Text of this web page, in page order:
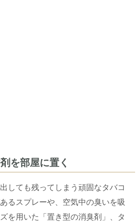
を部屋に置く
しても残ってしまう頑固なタバコ
るスプレーや、空気中の臭いを吸
を用いた「置き型の消臭剤」、タ